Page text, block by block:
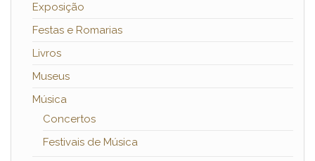
Exposição
Festas e Romarias
Livros
Museus
Música
Concertos
Festivais de Música